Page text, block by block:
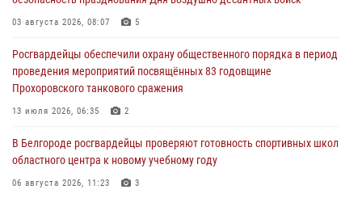
экспозиции белгородского музея‑диорамы «Курская битва.
06 августа 2026, 12:05 3
В Белгороде росгвардейцы проверяют готовность спортивных школ
областного центра к новому учебному году
Росгвардия обеспечила общественную безопасность празднования
83-й годовщины освобождения г. Белгорода от немецко -
03 августа 2026, 08:07 5
Росгвардейцы обеспечили охрану общественного порядка в период
проведения мероприятий посвящённых 83 годовщине
Прохоровского танкового сражения
13 июля 2026, 06:35 2
В Белгороде росгвардейцы проверяют готовность спортивных школ
областного центра к новому учебному году
06 августа 2026, 11:23 3